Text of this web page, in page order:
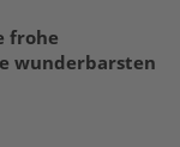
frohe
wunderbarsten